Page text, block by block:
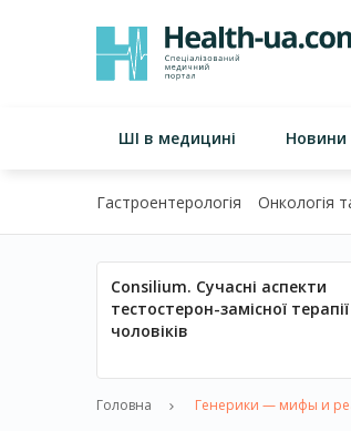
ШІ в медицині Новини
Гастроентерологія Онкологія
Consilium. Сучасні аспекти
тестостерон-замісної
чоловіків
Головна Генерики — мифы и